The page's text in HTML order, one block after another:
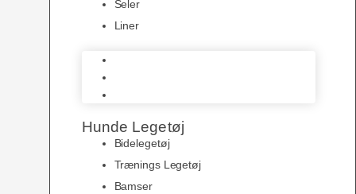
Seler
Liner
Hunde Legetøj
Bidelegetøj
Trænings Legetøj
Bamser